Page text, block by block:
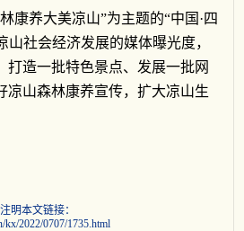
康养大美凉山”为主题的“中国·四
社会经济发展的媒体曝光度，
造一批特色景点、发展一批网
凉山森林康养宣传，扩大凉山生
明本文链接：
kx/2022/0707/1735.html